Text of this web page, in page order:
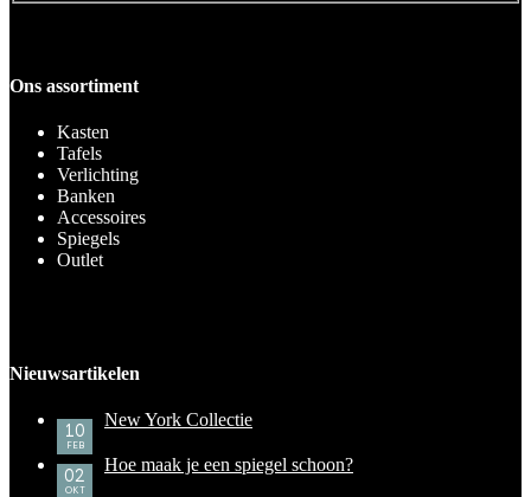
Ons assortiment
Kasten
Tafels
Verlichting
Banken
Accessoires
Spiegels
Outlet
Nieuwsartikelen
10
FEB
New York Collectie
02
OKT
Hoe maak je een spiegel schoon?